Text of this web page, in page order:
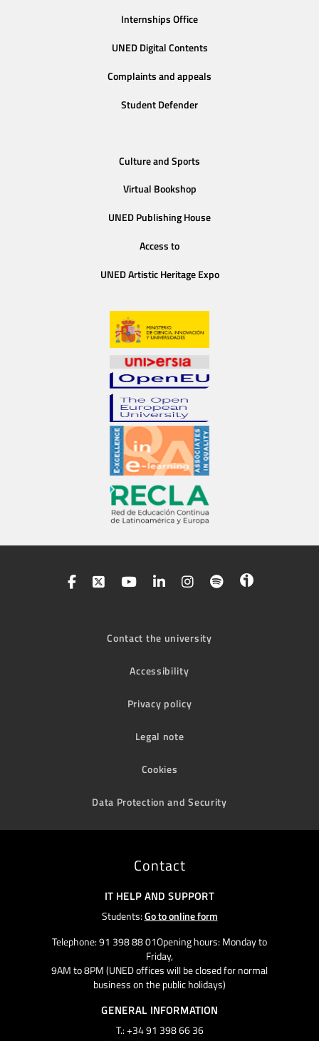
Internships Office
UNED Digital Contents
Complaints and appeals
Student Defender
Culture and Sports
Virtual Bookshop
UNED Publishing House
Access to
UNED Artistic Heritage Expo
Contact the university
Accessibility
Privacy policy
Legal note
Cookies
Data Protection and Security
Contact
IT HELP AND SUPPORT
Students:Go to online form
Telephone: 91 398 88 01Opening hours: Monday to
Friday,
9AM to 8PM (UNED offices will be closed for normal
business on the public holidays)
GENERAL INFORMATION
T.: +34 91 398 66 36